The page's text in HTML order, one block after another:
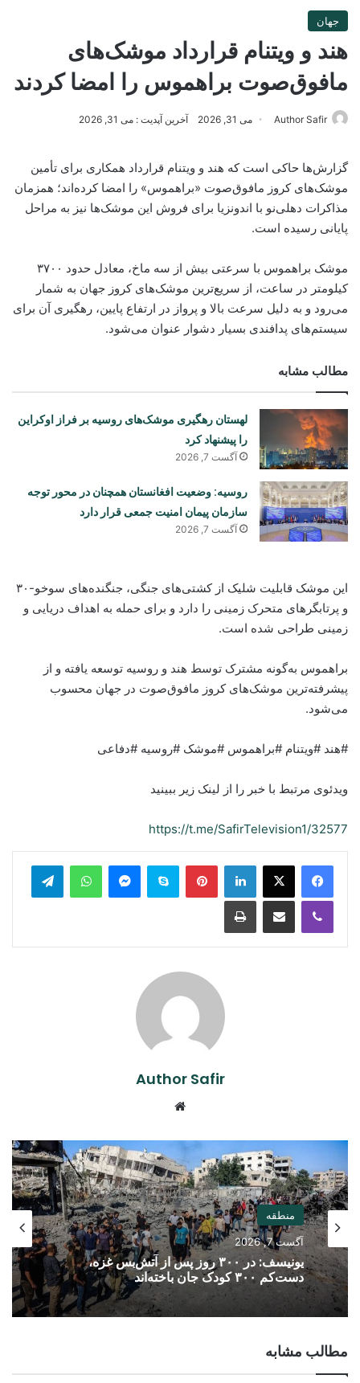
جهان
هند و ویتنام قرارداد موشک‌های
مافوق‌صوت براهموس را امضا کردند
Author Safir می 31, 2026 آخرین آپدیت : می 31, 2026
گزارش‌ها حاکی است که هند و ویتنام قرارداد همکاری برای تأمین
موشک‌های کروز مافوق‌صوت «براهموس» را امضا کرده‌اند؛ همزمان
مذاکرات دهلی‌نو با اندونزیا برای فروش این موشک‌ها نیز به مراحل
پایانی رسیده است.
موشک براهموس با سرعتی بیش از سه ماخ، معادل حدود ۳۷۰۰
کیلومتر در ساعت، از سریع‌ترین موشک‌های کروز جهان به شمار
می‌رود و به دلیل سرعت بالا و پرواز در ارتفاع پایین، رهگیری آن برای
سیستم‌های پدافندی بسیار دشوار عنوان می‌شود.
مطالب مشابه
لهستان رهگیری موشک‌های روسیه بر فراز اوکراین
را پیشنهاد کرد
آگست 7, 2026
روسیه: وضعیت افغانستان همچنان در محور توجه
سازمان پیمان امنیت جمعی قرار دارد
آگست 7, 2026
این موشک قابلیت شلیک از کشتی‌های جنگی، جنگنده‌های سوخو-۳۰
و پرتابگرهای متحرک زمینی را دارد و برای حمله به اهداف دریایی و
زمینی طراحی شده است.
براهموس به‌گونه مشترک توسط هند و روسیه توسعه یافته و از
پیشرفته‌ترین موشک‌های کروز مافوق‌صوت در جهان محسوب
می‌شود.
#هند #ویتنام #براهموس #موشک #روسیه #دفاعی
ویدئوی مرتبط با خبر را از لینک زیر ببینید
https://t.me/SafirTelevision1/32577
LinkedIn
Pinterest
Skype
Messenger
WhatsApp
Viber
Share via Email
Print
Author Safir
منطقه
آگست 7, 2026
یونیسف: در ۳۰۰ روز پس از آتش‌بس غزه،
دست‌کم ۳۰۰ کودک جان باخته‌اند
مطالب مشابه